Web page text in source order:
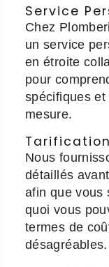
Service
Chez
un service
en étroite
pour
spécifiques
mesure.
Nous
détaillés
afin que vous
quoi vous
termes de
désagréables.